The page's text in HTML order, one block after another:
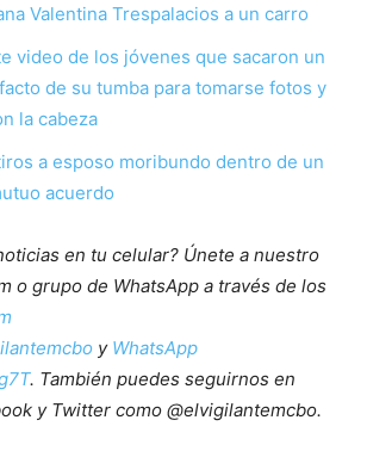
Valentina Trespalacios a un carro
video de los jóvenes que sacaron un
de su tumba para tomarse fotos y
la cabeza
a esposo moribundo dentro de un
acuerdo
en tu celular? Únete a nuestro
o grupo de WhatsApp a través de los
y WhatsApp
. También puedes seguirnos en
y Twitter como @elvigilantemcbo.